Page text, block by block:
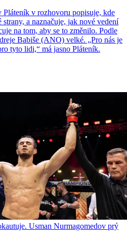
v rozhovoru popisuje, kde
a naznačuje, jak nové vedení
na tom, aby se to změnilo. Podle
Babiše (ANO) velké. „Pro nás je
tyto lidi,“ má jasno Pláteník.
Usman Nurmagomedov prý